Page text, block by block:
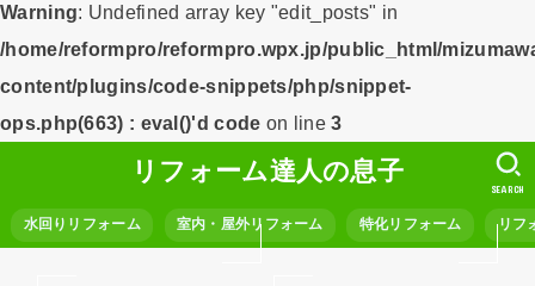
Warning: Undefined array key "edit_posts" in
/home/reformpro/reformpro.wpx.jp/public_html/
content/plugins/code-snippets/php/snippet-
ops.php(663) : eval()'d code on line3
リフォーム達人の息子
水回りリフォーム 室内・屋外リフォーム 特化リフォーム リフ
SEARCH